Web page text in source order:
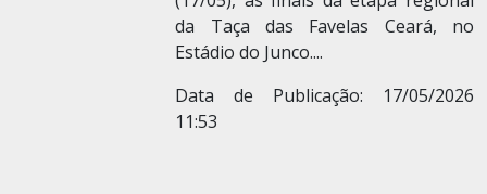
da Taça das Favelas Ceará, no
Estádio do Junco....
Data de Publicação: 17/05/2026
11:53